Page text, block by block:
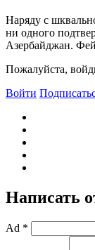
Наряду с
ни одного
Азербайджан.
Пожалуйста,
Войти
Написать
Ad *